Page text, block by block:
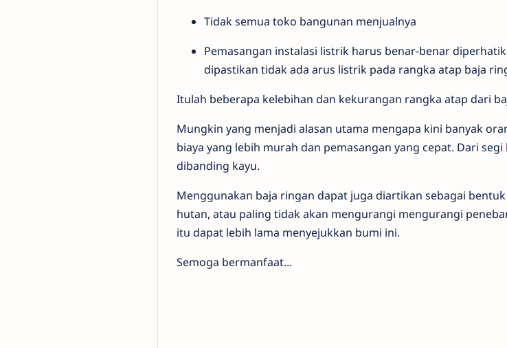
Tidak semua toko bangunan menjualnya
Pemasangan instalasi listrik harus benar-benar
dipastikan tidak ada arus listrik pada rangka atap baja
Itulah beberapa kelebihan dan kekurangan rangka atap dari
Mungkin yang menjadi alasan utama mengapa kini banyak
biaya yang lebih murah dan pemasangan yang cepat. Dari
dibanding kayu.
Menggunakan baja ringan dapat juga diartikan sebagai
hutan, atau paling tidak akan mengurangi mengurangi
itu dapat lebih lama menyejukkan bumi ini.
Semoga bermanfaat...